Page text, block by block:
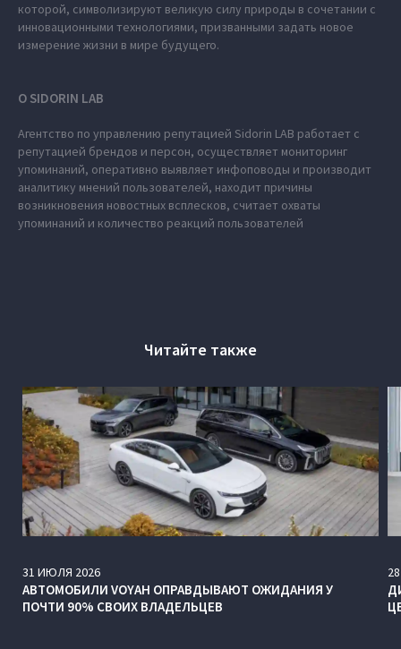
которой, символизируют великую силу природы в сочетании с
инновационными технологиями, призванными задать новое
измерение жизни в мире будущего.
О SIDORIN LAB
Агентство по управлению репутацией Sidorin LAB работает с
репутацией брендов и персон, осуществляет мониторинг
упоминаний, оперативно выявляет инфоповоды и производит
аналитику мнений пользователей, находит причины
возникновения новостных всплесков, считает охваты
упоминаний и количество реакций пользователей
Читайте также
31 ИЮЛЯ 2026
АВТОМОБИЛИ VOYAH ОПРАВДЫВАЮТ ОЖИДАНИЯ У
ПОЧТИ 90% СВОИХ ВЛАДЕЛЬЦЕВ
28